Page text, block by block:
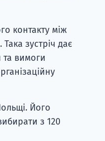
контакту між
зустріч дає
вимоги
Його
з 120